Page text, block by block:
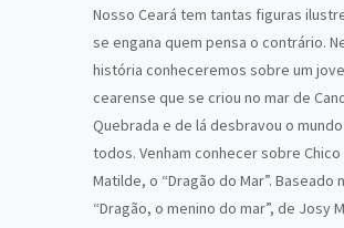
Nosso Ceará tem tantas figuras
se engana quem pensa o contrário.
história conheceremos sobre um
cearense que se criou no mar de
Quebrada e de lá desbravou o mundo
todos. Venham conhecer sobre Chico
Matilde, o “Dragão do Mar”. Baseado
“Dragão, o menino do mar”, de Josy